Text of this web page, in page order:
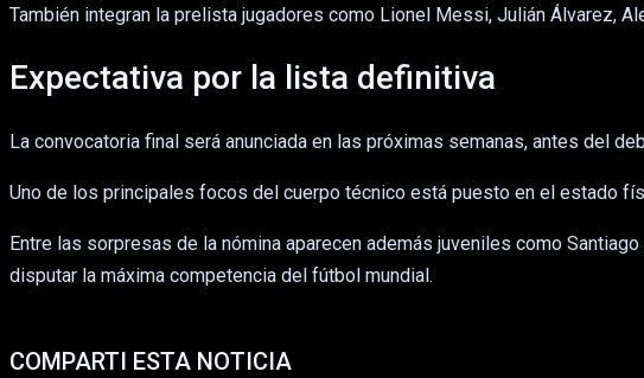
También integran la prelista jugadores como Lionel Messi, Julián Álvarez,
Expectativa por la lista definitiva
La convocatoria final será anunciada en las próximas semanas, antes del
Uno de los principales focos del cuerpo técnico está puesto en el estado
Entre las sorpresas de la nómina aparecen además juveniles como
disputar la máxima competencia del fútbol mundial.
COMPARTI ESTA NOTICIA